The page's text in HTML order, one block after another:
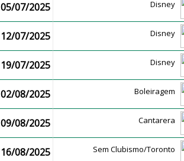
05/07/2025 Disney
12/07/2025 Disney
19/07/2025 Disney
02/08/2025 Boleiragem
09/08/2025 Cantarera
16/08/2025 Sem Clubismo/Toronto